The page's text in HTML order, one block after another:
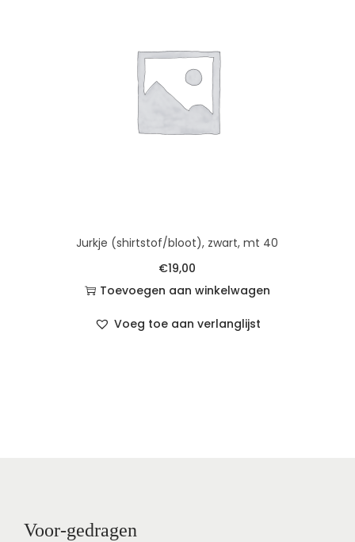
Jurkje (shirtstof/bloot), zwart, mt 40
€19,00
Toevoegen aan winkelwagen
Voeg toe aan verlanglijst
Voor-gedragen